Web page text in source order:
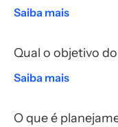
Saiba mais
Qual o objetivo
Saiba mais
O que é